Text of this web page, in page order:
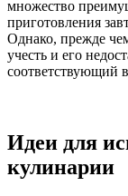
множество
приготовления
Однако, прежде
учесть и его
соответствующий
Идеи для
кулинарии